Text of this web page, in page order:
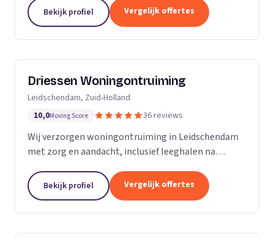
Bekijk profiel Vergelijk offertes
Driessen Woningontruiming
Leidschendam, Zuid-Holland
10,0Moving Score 36 reviews
Wij verzorgen woningontruiming in Leidschendam
met zorg en aandacht, inclusief leeghalen na
Bekijk profiel Vergelijk offertes